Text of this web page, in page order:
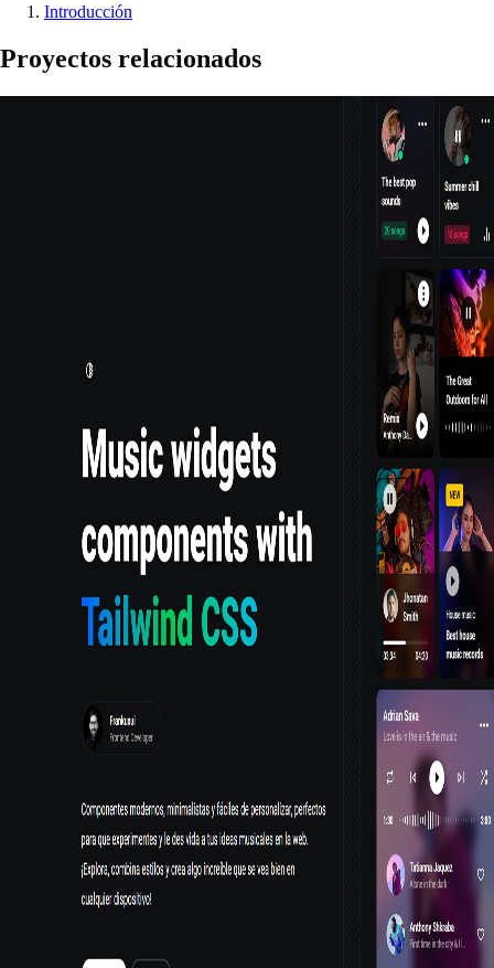
Introducción
Proyectos relacionados